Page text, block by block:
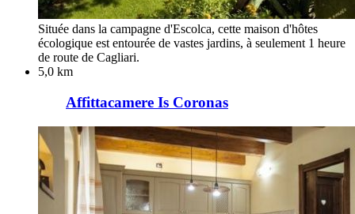
Située dans la campagne d'Escolca, cette maison d'hôtes
écologique est entourée de vastes jardins, à seulement 1 heure
de route de Cagliari.
5,0 km
Affittacamere Is Coronas